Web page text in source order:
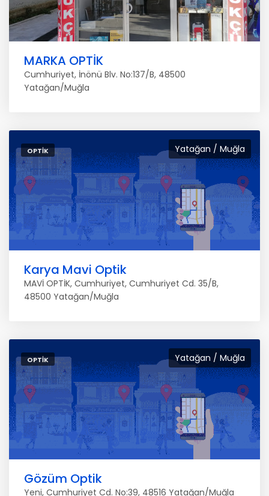
MARKA OPTİK
Cumhuriyet, İnönü Blv. No:137/B, 48500
Yatağan/Muğla
Yatağan / Muğla
OPTIK
Karya Mavi Optik
MAVİ OPTİK, Cumhuriyet, Cumhuriyet Cd. 35/B,
48500 Yatağan/Muğla
Yatağan / Muğla
OPTIK
Gözüm Optik
Yeni, Cumhuriyet Cd. No:39, 48516 Yatağan/Muğla